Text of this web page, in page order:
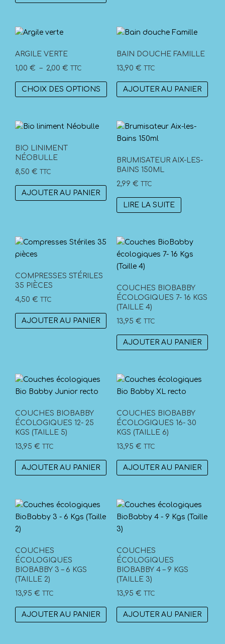
sur
ARGILE VERTE
1,00 € – 2,00 € Plage
de
prix :
2,00 €
TTC
CHOIX DES OPTIONS
Ce
produit
plusieurs
options
peuvent
être
produit
BAIN DOUCHE FAMILLE
13,90 € TTC
AJOUTER AU PANIER
BIO LINIMENT
NÉOBULLE
8,50 € TTC
AJOUTER AU PANIER
BRUMISATEUR AIX-LES-
BAINS 150ML
2,99 € TTC
LIRE LA SUITE
COMPRESSES STÉRILES
35 PIÈCES
4,50 € TTC
AJOUTER AU PANIER
COUCHES BIOBABBY
ÉCOLOGIQUES 7- 16 KGS
(TAILLE 4)
13,95 € TTC
AJOUTER AU PANIER
COUCHES BIOBABBY
ÉCOLOGIQUES 12- 25
KGS (TAILLE 5)
13,95 € TTC
AJOUTER AU PANIER
COUCHES BIOBABBY
ÉCOLOGIQUES 16- 30
KGS (TAILLE 6)
13,95 € TTC
AJOUTER AU PANIER
COUCHES
ÉCOLOGIQUES
BIOBABBY 3 – 6 KGS
(TAILLE 2)
13,95 € TTC
AJOUTER AU PANIER
COUCHES
ÉCOLOGIQUES
BIOBABBY 4 – 9 KGS
(TAILLE 3)
13,95 € TTC
AJOUTER AU PANIER